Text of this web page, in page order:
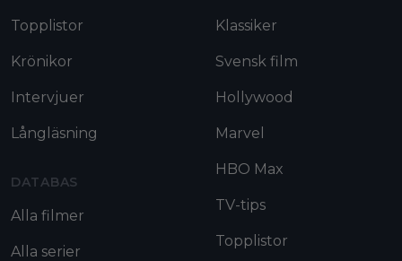
Topplistor
Krönikor
Intervjuer
Långläsning
DATABAS
Alla filmer
Alla serier
Klassiker
Svensk film
Hollywood
Marvel
HBO Max
TV-tips
Topplistor